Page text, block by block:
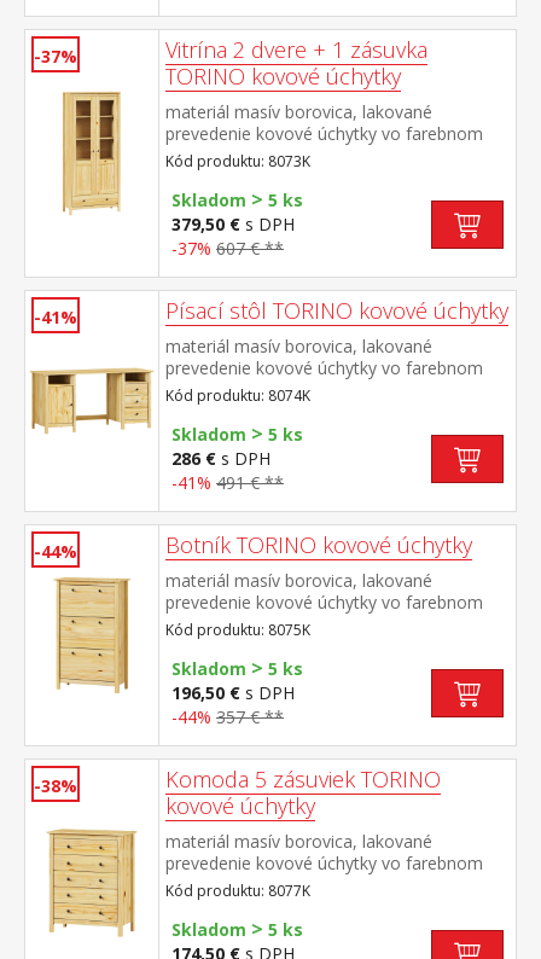
-37%
Vitrína 2 dvere + 1 zásuvka
TORINO kovové úchytky
materiál masív borovica, lakované
prevedenie kovové úchytky vo farebnom
prevedení černená mosadz dvoje čiastočne
presklené dvere, tri police jedna zásuvka s
kovovými pojazdmi
Kód produktu: 8073K
Skladom > 5 ks
379,50 € s DPH
-37% 607 € **
-41% Písací stôl TORINO kovové úchytky
materiál masív borovica, lakované
prevedenie kovové úchytky vo farebnom
prevedení černená mosadz 2 otvorené
police, 1 dvierka a 3 zásuvky s kovovými
pojazdmi výsuv nie je súčasťou dodávky k
stolu je možné dokúpiť výsuvnú dosku na
klávesnicu 8840
Kód produktu: 8074K
Skladom > 5 ks
286 € s DPH
-41% 491 € **
-44% Botník TORINO kovové úchytky
materiál masív borovica, lakované
prevedenie kovové úchytky vo farebnom
prevedení černená mosadz 3 dvojradové
výklopy
Kód produktu: 8075K
Skladom > 5 ks
196,50 € s DPH
-44% 357 € **
-38%
Komoda 5 zásuviek TORINO
kovové úchytky
materiál masív borovica, lakované
prevedenie kovové úchytky vo farebnom
prevedení černená mosadz 5 zásuviek s
kovovými pojazdmi
Kód produktu: 8077K
Skladom > 5 ks
174,50 € s DPH